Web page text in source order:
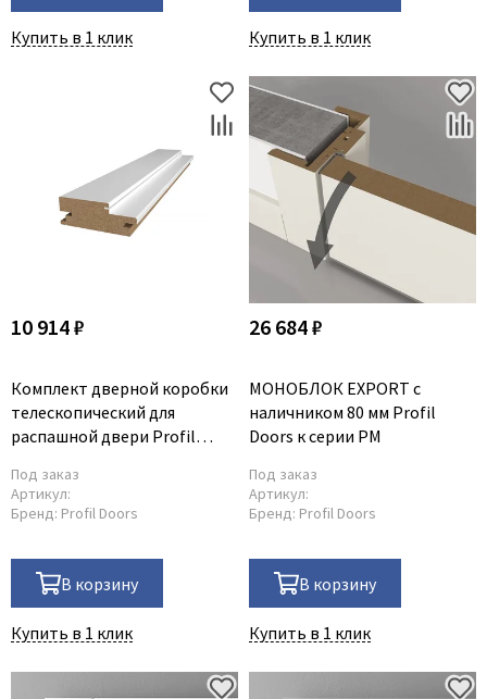
Купить в 1 клик Купить в 1 клик
10 914 ₽
Комплект дверной коробки
телескопический для
распашной двери Profil
Под заказ
Артикул:
Бренд: Profil Doors
В корзину
Купить в 1 клик
26 684 ₽
МОНОБЛОК EXPORT с
наличником 80 мм Profil
Doors к серии PM
Под заказ
Артикул:
Бренд: Profil Doors
В корзину
Купить в 1 клик